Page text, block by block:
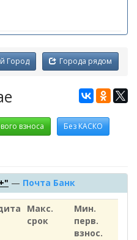
Города рядом
Город
взноса Без КАСКО
— Почта Банк
Макс.
срок
Мин.
перв.
взнос.